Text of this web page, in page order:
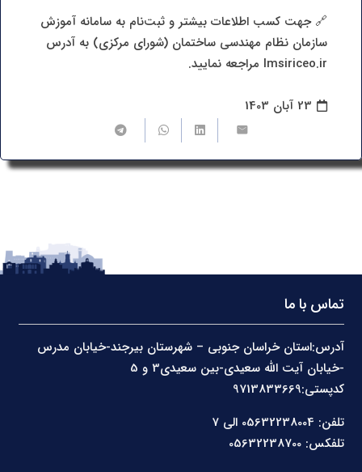
🔗 جهت کسب اطلاعات بیشتر و ثبت‌نام به سامانه آموزش
سازمان نظام مهندسی ساختمان (شورای مرکزی) به آدرس
lmsiriceo.ir مراجعه نمایید.
23 آبان 1403
تماس با ما
آدرس:استان خراسان جنوبی – شهرستان بیرجند-خیابان مدرس
کدپستی:9713833669
تلفن: 05632238004 الی 7
تلفکس: 05632238700